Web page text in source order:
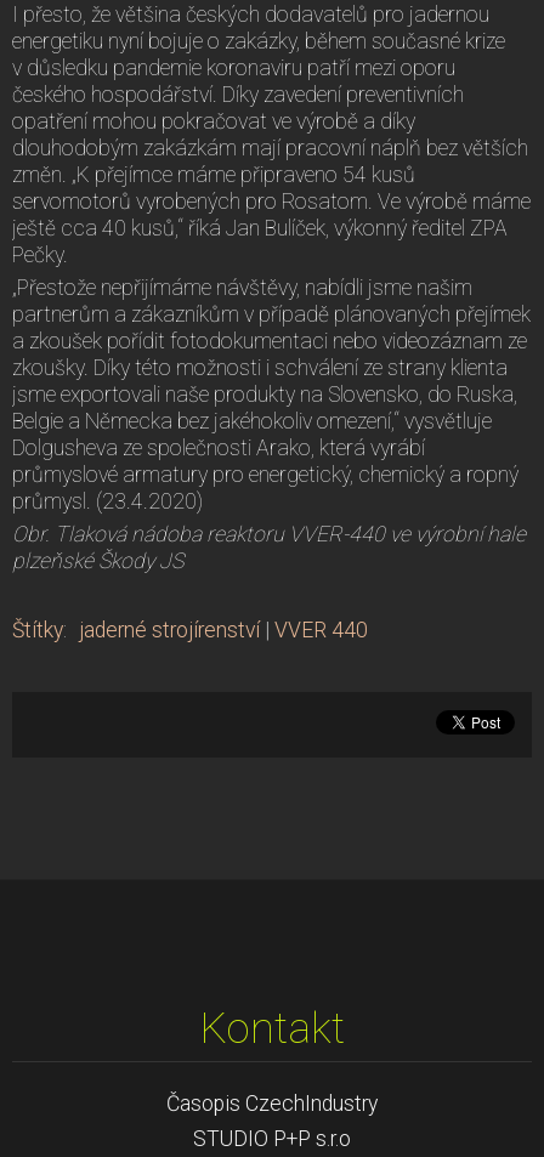
I přesto, že většina českých dodavatelů pro jadernou
energetiku nyní bojuje o zakázky, během současné krize
v důsledku pandemie koronaviru patří mezi oporu
českého hospodářství. Díky zavedení preventivních
opatření mohou pokračovat ve výrobě a díky
dlouhodobým zakázkám mají pracovní náplň bez větších
změn. „K přejímce máme připraveno 54 kusů
servomotorů vyrobených pro Rosatom. Ve výrobě máme
ještě cca 40 kusů,“ říká Jan Bulíček, výkonný ředitel ZPA
Pečky.
„Přestože nepřijímáme návštěvy, nabídli jsme našim
partnerům a zákazníkům v případě plánovaných přejímek
a zkoušek pořídit fotodokumentaci nebo videozáznam ze
zkoušky. Díky této možnosti i schválení ze strany klienta
jsme exportovali naše produkty na Slovensko, do Ruska,
Belgie a Německa bez jakéhokoliv omezení,“ vysvětluje
Dolgusheva ze společnosti Arako, která vyrábí
průmyslové armatury pro energetický, chemický a ropný
průmysl. (23.4.2020)
Obr. Tlaková nádoba reaktoru VVER-440 ve výrobní hale
plzeňské Škody JS
Štítky: jaderné strojírenství | VVER 440
Kontakt
Časopis CzechIndustry
STUDIO P+P s.r.o